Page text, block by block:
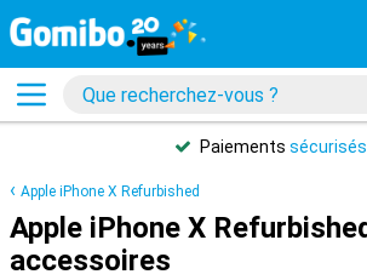
Paiements sécurisés
Apple iPhone X Refurbished
Apple iPhone X
accessoires